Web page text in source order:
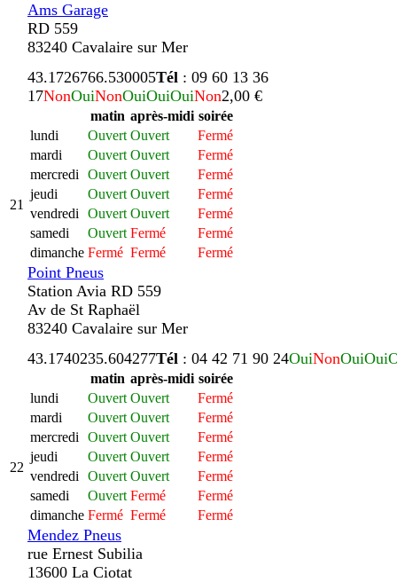
Ams Garage
RD 559
83240 Cavalaire sur Mer
21
43.1726766.530005Tél : 09 60 13 36
17NonOuiNonOuiOuiOuiNon2,00 €
matin après-midi soirée
lundi
Ouvert Ouvert
Fermé
mardi
Ouvert Ouvert
Fermé
mercredi
Ouvert Ouvert
Fermé
jeudi
Ouvert Ouvert
Fermé
vendredi
Ouvert Ouvert
Fermé
samedi
Ouvert Fermé
Fermé
dimanche Fermé Fermé Fermé
Point Pneus
Station Avia RD 559
Av de St Raphaël
83240 Cavalaire sur Mer
22
43.1740235.604277Tél : 04 42 71 90 24OuiNonOuiOui
matin après-midi soirée
lundi
Ouvert Ouvert
Fermé
mardi
Ouvert Ouvert
Fermé
mercredi
Ouvert Ouvert
Fermé
jeudi
Ouvert Ouvert
Fermé
vendredi
Ouvert Ouvert
Fermé
samedi
Ouvert Fermé
Fermé
dimanche Fermé Fermé Fermé
Mendez Pneus
rue Ernest Subilia
13600 La Ciotat